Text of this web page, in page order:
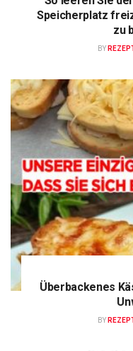
Speicherplatz
zu
BY
Überbackenes
BY